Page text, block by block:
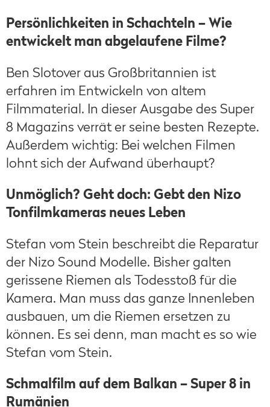
Persönlichkeiten in Schachteln – Wie
entwickelt man abgelaufene Filme?
Ben Slotover aus Großbritannien ist
erfahren im Entwickeln von altem
Filmmaterial. In dieser Ausgabe des Super
8 Magazins verrät er seine besten Rezepte.
Außerdem wichtig: Bei welchen Filmen
lohnt sich der Aufwand überhaupt?
Unmöglich? Geht doch: Gebt den Nizo
Tonfilmkameras neues Leben
Stefan vom Stein beschreibt die Reparatur
der Nizo Sound Modelle. Bisher galten
gerissene Riemen als Todesstoß für die
Kamera. Man muss das ganze Innenleben
ausbauen, um die Riemen ersetzen zu
können. Es sei denn, man macht es so wie
Stefan vom Stein.
Schmalfilm auf dem Balkan – Super 8 in
Rumänien